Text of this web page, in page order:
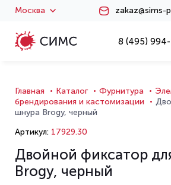
Москва zakaz@sims-
8 (495)
Главная Каталог Фурнитура
брендирования и кастомизации
шнура Brogy, черный
Артикул: 17929.30
Двойной фиксатор
Brogy, черный